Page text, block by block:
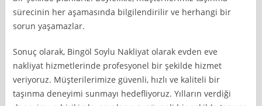
sürecinin her aşamasında bilgilendirilir ve herhangi bir
sorun yaşamazlar.
Sonuç olarak, Bingöl Soylu Nakliyat olarak evden eve
nakliyat hizmetlerinde profesyonel bir şekilde hizmet
veriyoruz. Müşterilerimize güvenli, hızlı ve kaliteli bir
taşınma deneyimi sunmayı hedefliyoruz. Yılların verdiği